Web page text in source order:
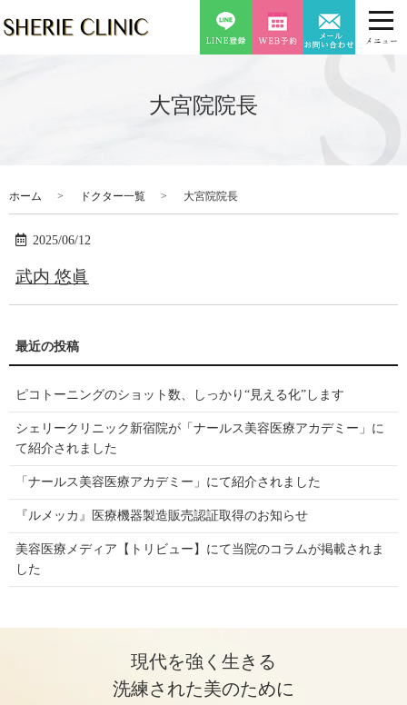
大宮院院長
ホーム ドクター一覧 大宮院院長
2025/06/12
武内 悠眞
ピコトーニングのショット数、しっかり“見える化”します
シェリークリニック新宿院が「ナールス美容医療アカデミー」に
て紹介されました
「ナールス美容医療アカデミー」にて紹介されました
『ルメッカ』医療機器製造販売認証取得のお知らせ
美容医療メディア【トリビュー】にて当院のコラムが掲載されま
した
現代を強く生きる
洗練された美のために